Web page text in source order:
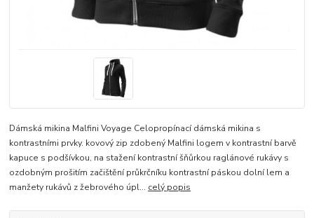
Dámská mikina Malfini Voyage Celopropínací dámská mikina s
kontrastními prvky. kovový zip zdobený Malfini logem v kontrastní barvě
kapuce s podšívkou, na stažení kontrastní šňůrkou raglánové rukávy s
ozdobným prošitím začištění průkrčníku kontrastní páskou dolní lem a
manžety rukávů z žebrového úpl... celý popis